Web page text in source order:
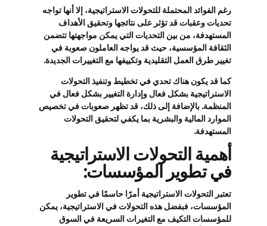
رغم الفوائد المحتملة للتحولات الاستراتيجية، إلا أنها تواجه
تحديات وعقبات قد تؤثر على نتائجها وتحقيق الأهداف
المستهدفة، من بين التحديات التي يمكن مواجهتها تتضمن
الثقافة المؤسسية، حيث قد يواجه العاملون صعوبة في
تغيير طرق العمل التقليدية وتكييفها مع التغييرات الجديدة.
كما قد يكون هناك تحدي في تخطيط وتنفيذ التحولات
الاستراتيجية بشكل فعال وإدارة التغيير بشكل فعال في
المنظمة. بالإضافة إلى ذلك، قد تظهر صعوبات في تخصيص
الموارد المالية والبشرية بما يكفي لتحقيق التحولات
المستهدفة.
أهمية التحولات الاستراتيجية
في تطوير المؤسسات:
تعتبر التحولات الاستراتيجية أمرًا حاسمًا في تطوير
المؤسسات، فبفضل هذه التحولات في الاستراتيجية، يمكن
للمؤسسات التكيف مع التغيرات السريعة في السوق